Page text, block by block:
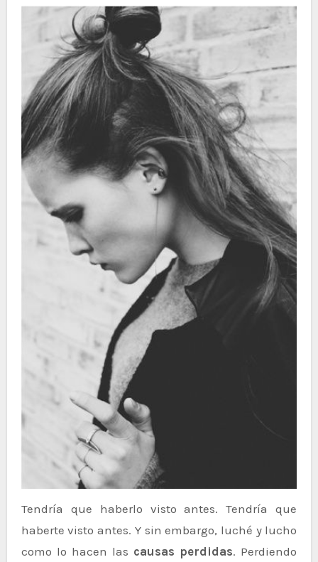
Tendría que haberlo visto antes. Tendría que
haberte visto antes. Y sin embargo, luché y lucho
como lo hacen las causas perdidas. Perdiendo